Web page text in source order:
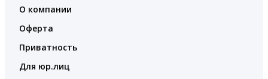
О компании
Оферта
Приватность
Для юр.лиц